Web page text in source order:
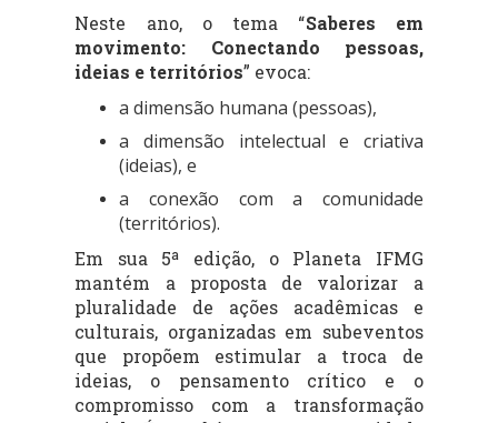
Neste ano, o tema “Saberes em
movimento: Conectando pessoas,
ideias e territórios” evoca:
a dimensão humana (pessoas),
a dimensão intelectual e criativa
(ideias), e
a conexão com a comunidade
(territórios).
Em sua 5ª edição, o Planeta IFMG
mantém a proposta de valorizar a
pluralidade de ações acadêmicas e
culturais, organizadas em subeventos
que propõem estimular a troca de
ideias, o pensamento crítico e o
compromisso com a transformação